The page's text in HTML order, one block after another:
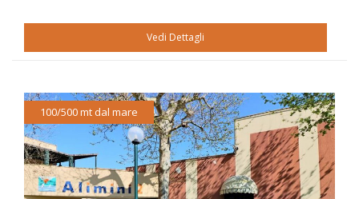
Vedi Dettagli
100/500 mt dal mare